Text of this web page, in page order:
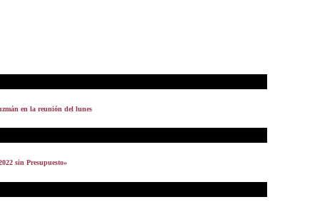
en la reunión del lunes
sin Presupuesto»